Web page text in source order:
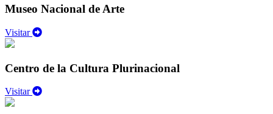
Museo Nacional de Arte
Visitar
Centro de la Cultura Plurinacional
Visitar